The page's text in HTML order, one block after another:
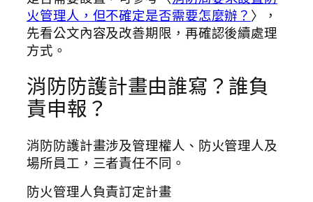
火管理人，但不確定是否需要怎麼辦？ 〉，
先看公文內容及改善期限，再確認後續處理
方式。
消防防護計畫由誰寫？誰負
責申報？
消防防護計畫涉及管理權人、防火管理人及
場所員工，三者責任不同。
防火管理人負責訂定計畫